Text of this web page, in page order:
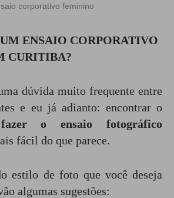
corporativo feminino
ENSAIO CORPORATIVO
CURITIBA?
dúvida muito frequente entre
e eu já adianto: encontrar o
o ensaio fotográfico
fácil do que parece.
estilo de foto que você deseja
algumas sugestões: